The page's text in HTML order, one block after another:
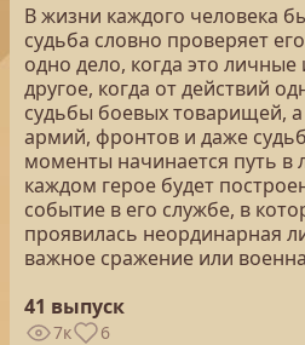
В жизни каждого человека
судьба словно проверяет
одно дело, когда это
другое, когда от действий
судьбы боевых товарищей,
армий, фронтов и даже
моменты начинается путь в
каждом герое будет
событие в его службе, в
проявилась неординарная
важное сражение или
41 выпуск
7к 6